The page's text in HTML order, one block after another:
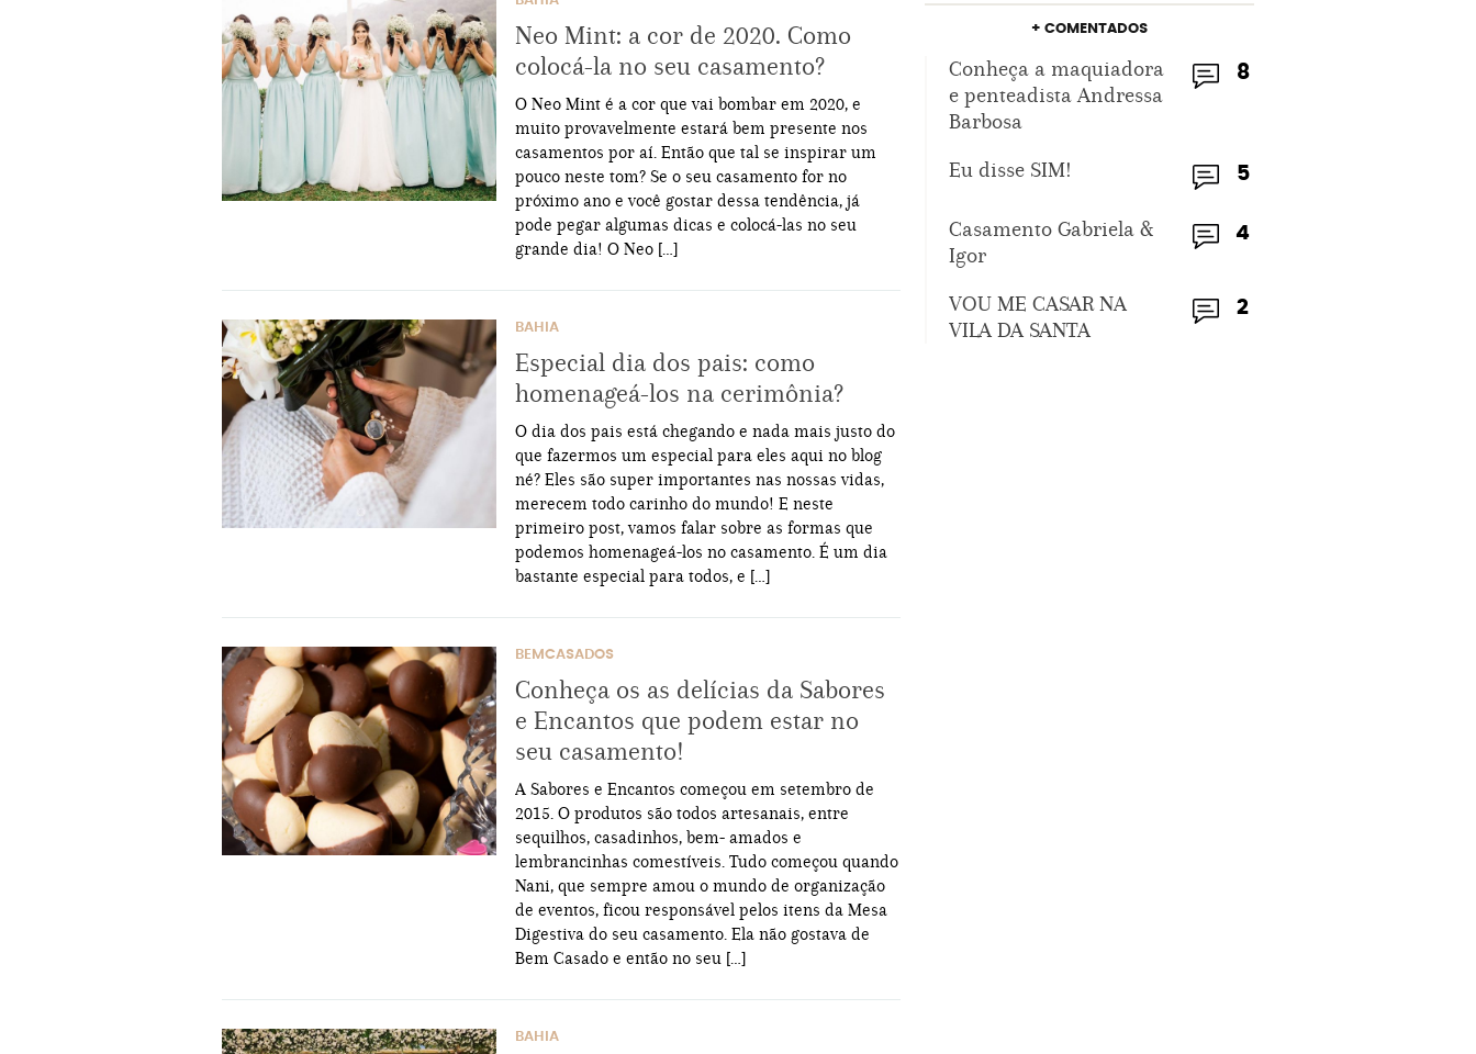
Neo Mint: a cor de 2020. Como
colocá-la no seu casamento?
O Neo Mint é a cor que vai bombar em 2020, e
muito provavelmente estará bem presente nos
casamentos por aí. Então que tal se inspirar um
pouco neste tom? Se o seu casamento for no
próximo ano e você gostar dessa tendência, já
pode pegar algumas dicas e colocá-las no seu
grande dia! O Neo […]
BAHIA
Especial dia dos pais: como
homenageá-los na cerimônia?
O dia dos pais está chegando e nada mais justo do
que fazermos um especial para eles aqui no blog
né? Eles são super importantes nas nossas vidas,
merecem todo carinho do mundo! E neste
primeiro post, vamos falar sobre as formas que
podemos homenageá-los no casamento. É um dia
bastante especial para todos, e […]
BEMCASADOS
Conheça os as delícias da Sabores
e Encantos que podem estar no
seu casamento!
A Sabores e Encantos começou em setembro de
2015. O produtos são todos artesanais, entre
sequilhos, casadinhos, bem- amados e
lembrancinhas comestíveis. Tudo começou quando
Nani, que sempre amou o mundo de organização
de eventos, ficou responsável pelos itens da Mesa
Digestiva do seu casamento. Ela não gostava de
Bem Casado e então no seu […]
BAHIA
+ COMENTADOS
8
Conheça a maquiadora
e penteadista Andressa
Barbosa
5
Eu disse SIM!
4
Casamento Gabriela &
Igor
2
VOU ME CASAR NA
VILA DA SANTA